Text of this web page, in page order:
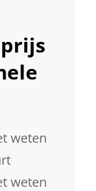
weten
weten